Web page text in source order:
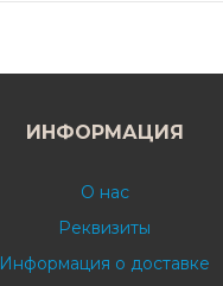
ИНФОРМАЦИЯ
О нас
Реквизиты
Информация о доставке